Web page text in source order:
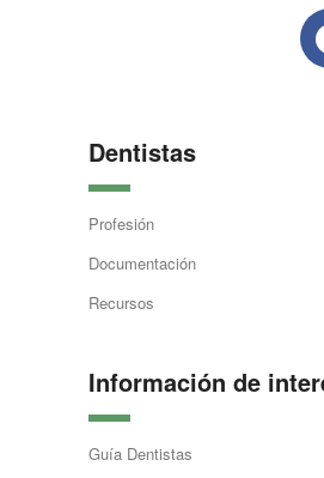
Dentistas
Profesión
Documentación
Recursos
Información de
Guía Dentistas